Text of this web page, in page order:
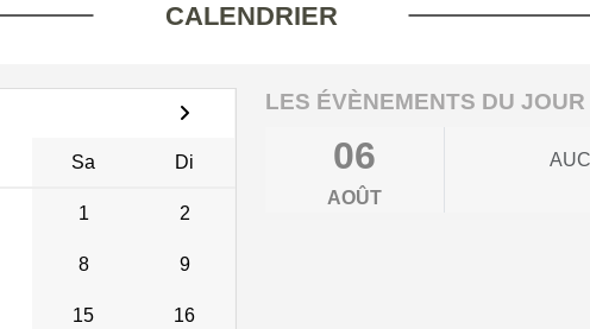
CALENDRIER
Sa Di
1 2
8 9
15 16
LES ÉVÈNEMENTS DU JOUR
06
AOÛT